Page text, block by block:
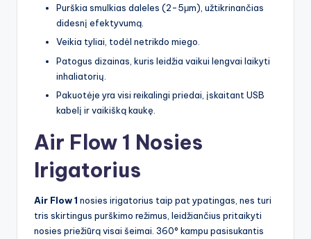
Purškia smulkias daleles (2-5μm), užtikrinančias
didesnį efektyvumą.
Veikia tyliai, todėl netrikdo miego.
Patogus dizainas, kuris leidžia vaikui lengvai laikyti
inhaliatorių.
Pakuotėje yra visi reikalingi priedai, įskaitant USB
kabelį ir vaikišką kaukę.
Air Flow 1 Nosies
Irigatorius
Air Flow 1 nosies irigatorius taip pat ypatingas, nes turi
tris skirtingus purškimo režimus, leidžiančius pritaikyti
nosies priežiūrą visai šeimai. 360° kampu pasisukantis